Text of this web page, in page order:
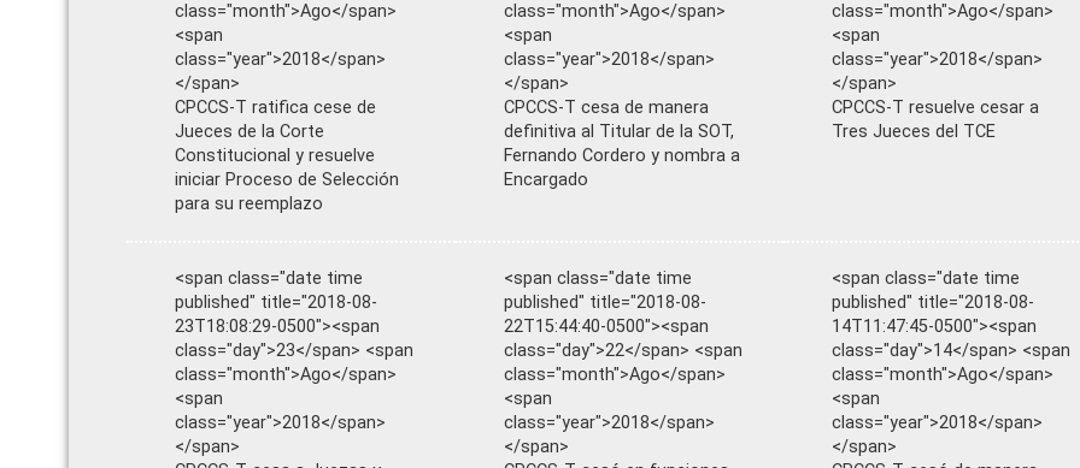
class="month">Ago</span>
<span
class="year">2018</span>
</span>
CPCCS-T ratifica cese de
Jueces de la Corte
Constitucional y resuelve
iniciar Proceso de Selección
para su reemplazo
class="month">Ago</span>
<span
class="year">2018</span>
</span>
CPCCS-T cesa de manera
definitiva al Titular de la SOT,
Fernando Cordero y nombra a
Encargado
class="month">Ago</span>
<span
class="year">2018</span>
</span>
CPCCS-T resuelve cesar a
Tres Jueces del TCE
<span class="date time
published" title="2018-08-
23T18:08:29-0500"><span
class="day">23</span> <span
class="month">Ago</span>
<span
class="year">2018</span>
</span>
<span class="date time
published" title="2018-08-
22T15:44:40-0500"><span
class="day">22</span> <span
class="month">Ago</span>
<span
class="year">2018</span>
</span>
<span class="date time
published" title="2018-08-
14T11:47:45-0500"><span
class="day">14</span> <span
class="month">Ago</span>
<span
class="year">2018</span>
</span>